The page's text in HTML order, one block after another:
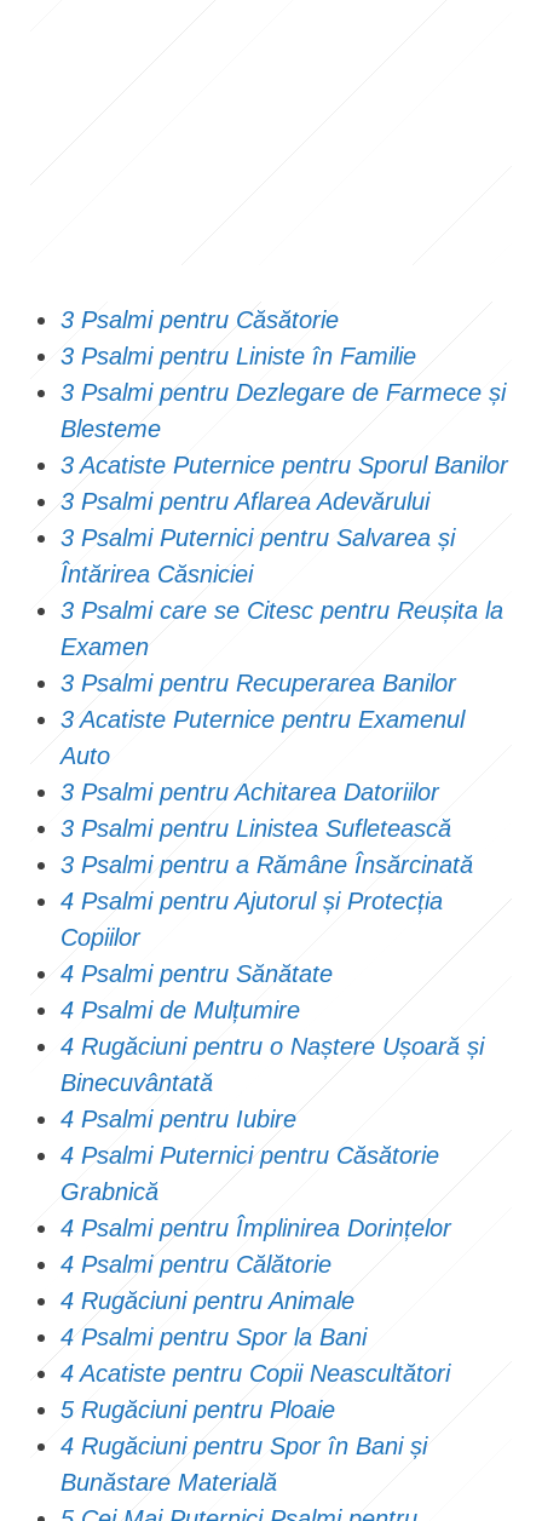
3 Psalmi pentru Căsătorie
3 Psalmi pentru Liniste în Familie
3 Psalmi pentru Dezlegare de Farmece și
Blesteme
3 Acatiste Puternice pentru Sporul Banilor
3 Psalmi pentru Aflarea Adevărului
3 Psalmi Puternici pentru Salvarea și
Întărirea Căsniciei
3 Psalmi care se Citesc pentru Reușita la
Examen
3 Psalmi pentru Recuperarea Banilor
3 Acatiste Puternice pentru Examenul
Auto
3 Psalmi pentru Achitarea Datoriilor
3 Psalmi pentru Linistea Sufletească
3 Psalmi pentru a Rămâne Însărcinată
4 Psalmi pentru Ajutorul și Protecția
Copiilor
4 Psalmi pentru Sănătate
4 Psalmi de Mulțumire
4 Rugăciuni pentru o Naștere Ușoară și
Binecuvântată
4 Psalmi pentru Iubire
4 Psalmi Puternici pentru Căsătorie
Grabnică
4 Psalmi pentru Împlinirea Dorințelor
4 Psalmi pentru Călătorie
4 Rugăciuni pentru Animale
4 Psalmi pentru Spor la Bani
4 Acatiste pentru Copii Neascultători
5 Rugăciuni pentru Ploaie
4 Rugăciuni pentru Spor în Bani și
Bunăstare Materială